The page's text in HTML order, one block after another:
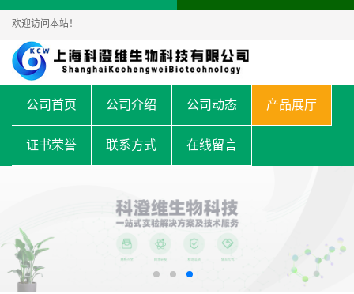
欢迎访问本站！
公司首页 公司介绍 公司动态 产品展厅
证书荣誉 联系方式 在线留言